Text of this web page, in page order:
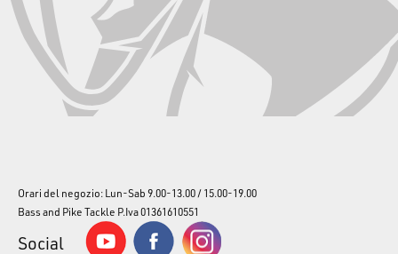
Orari del negozio: Lun-Sab 9.00-13.00 / 15.00-19.00
Bass and Pike Tackle P.Iva 01361610551
Social